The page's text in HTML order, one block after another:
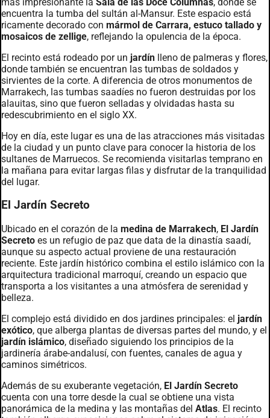
encuentra la tumba del sultán al-Mansur. Este espacio está
ricamente decorado con mármol de Carrara, estuco tallado y
mosaicos de zellige, reflejando la opulencia de la época.
El recinto está rodeado por un jardín lleno de palmeras y flores,
donde también se encuentran las tumbas de soldados y
sirvientes de la corte. A diferencia de otros monumentos de
Marrakech, las tumbas saadíes no fueron destruidas por los
alauitas, sino que fueron selladas y olvidadas hasta su
redescubrimiento en el siglo XX.
Hoy en día, este lugar es una de las atracciones más visitadas
de la ciudad y un punto clave para conocer la historia de los
sultanes de Marruecos. Se recomienda visitarlas temprano en
la mañana para evitar largas filas y disfrutar de la tranquilidad
del lugar.
El Jardín Secreto
Ubicado en el corazón de la medina de Marrakech, El Jardín
Secreto es un refugio de paz que data de la dinastía saadí,
aunque su aspecto actual proviene de una restauración
reciente. Este jardín histórico combina el estilo islámico con la
arquitectura tradicional marroquí, creando un espacio que
transporta a los visitantes a una atmósfera de serenidad y
belleza.
El complejo está dividido en dos jardines principales: el jardín
exótico, que alberga plantas de diversas partes del mundo, y el
jardín islámico, diseñado siguiendo los principios de la
jardinería árabe-andalusí, con fuentes, canales de agua y
caminos simétricos.
Además de su exuberante vegetación, El Jardín Secreto
cuenta con una torre desde la cual se obtiene una vista
panorámica de la medina y las montañas del Atlas. El recinto